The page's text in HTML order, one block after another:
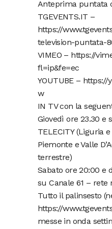
Anteprima puntata
TGEVENTS.IT –
https://
television-puntata-
VIMEO – https://
fl=ip&fe=ec
YOUTUBE –
w
IN TV con la
Giovedì ore 23.30 e
TELECITY (Liguria
Piemonte e Valle
terrestre)
Sabato ore 20:00 e
su Canale 61 – rete
Tutto il palinsesto
https://
messe in onda